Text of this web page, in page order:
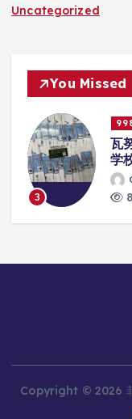
Uncategorized
You Missed
3
瓦
学
Copyright © 2026